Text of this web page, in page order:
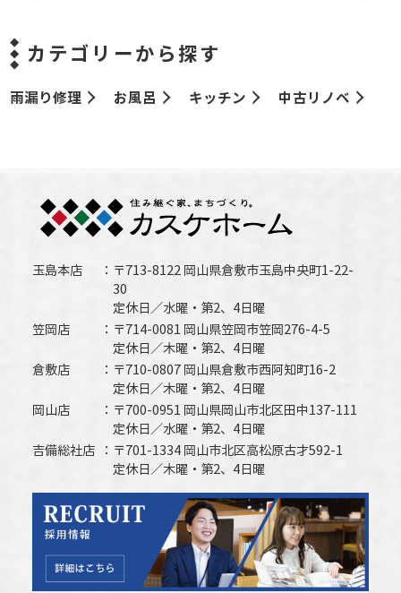
カテゴリーから探す
雨漏り修理 お風呂 キッチン 中古リノベ
玉島本店
〒713-8122 岡山県倉敷市玉島中央町1-22-
30
定休日／水曜・第2、4日曜
笠岡店
〒714-0081 岡山県笠岡市笠岡276-4-5
定休日／木曜・第2、4日曜
倉敷店
〒710-0807 岡山県倉敷市西阿知町16-2
定休日／木曜・第2、4日曜
岡山店
〒700-0951 岡山県岡山市北区田中137-111
定休日／水曜・第2、4日曜
吉備総社店
〒701-1334 岡山市北区高松原古才592-1
定休日／木曜・第2、4日曜